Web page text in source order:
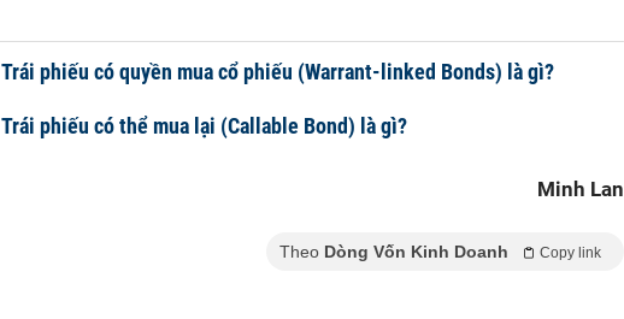
Trái phiếu có quyền mua cổ phiếu (Warrant-linked Bonds) là gì?
Trái phiếu có thể mua lại (Callable Bond) là gì?
Minh Lan
Theo Dòng Vốn Kinh Doanh Copy link